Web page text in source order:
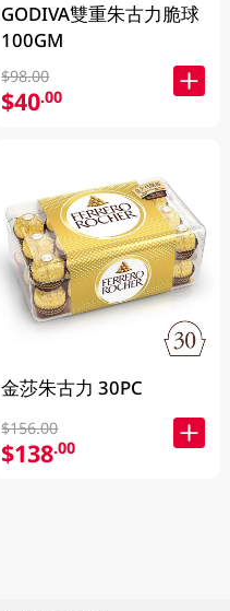
GODIVA雙重朱古力脆球
100GM
$98.00
$40.00
金莎朱古力 30PC
$156.00
$138.00